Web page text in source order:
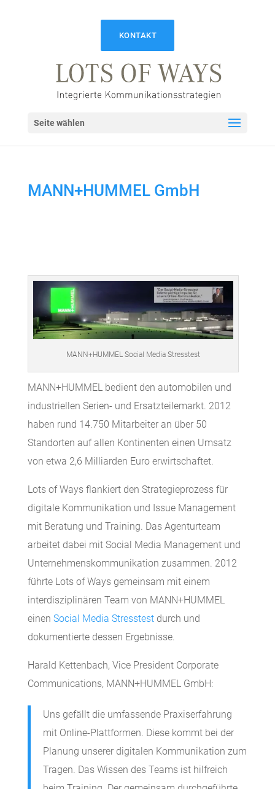
KONTAKT
Seite wählen
MANN+HUMMEL GmbH
MANN+HUMMEL Social Media Stresstest
MANN+HUMMEL bedient den automobilen und
industriellen Serien- und Ersatzteilemarkt. 2012
haben rund 14.750 Mitarbeiter an über 50
Standorten auf allen Kontinenten einen Umsatz
von etwa 2,6 Milliarden Euro erwirtschaftet.
Lots of Ways flankiert den Strategieprozess für
digitale Kommunikation und Issue Management
mit Beratung und Training. Das Agenturteam
arbeitet dabei mit Social Media Management und
Unternehmenskommunikation zusammen. 2012
führte Lots of Ways gemeinsam mit einem
interdisziplinären Team von MANN+HUMMEL
einen Social Media Stresstestdurch und
dokumentierte dessen Ergebnisse.
Harald Kettenbach, Vice President Corporate
Communications, MANN+HUMMEL GmbH:
Uns gefällt die umfassende Praxiserfahrung
mit Online-Plattformen. Diese kommt bei der
Planung unserer digitalen Kommunikation zum
Tragen. Das Wissen des Teams ist hilfreich